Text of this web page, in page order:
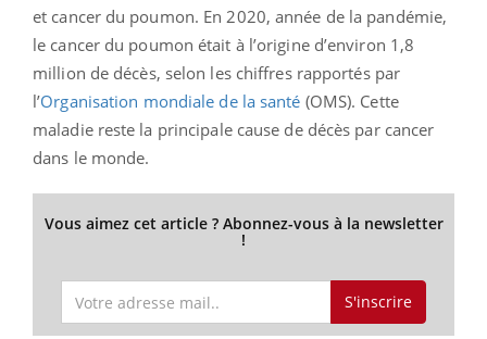
et cancer du poumon. En 2020, année de la pandémie,
le cancer du poumon était à l’origine d’environ 1,8
million de décès, selon les chiffres rapportés par
l’Organisation mondiale de la santé (OMS). Cette
maladie reste la principale cause de décès par cancer
dans le monde.
Vous aimez cet article ? Abonnez-vous à la newsletter
!
S'inscrire